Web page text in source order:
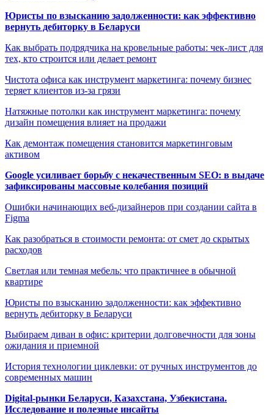
Юристы по взысканию задолженности: как эффективно
вернуть дебиторку в Беларуси
Как выбрать подрядчика на кровельные работы: чек-лист для
тех, кто строится или делает ремонт
Чистота офиса как инструмент маркетинга: почему бизнес
теряет клиентов из-за грязи
Натяжные потолки как инструмент маркетинга: почему
дизайн помещения влияет на продажи
Как демонтаж помещения становится маркетинговым
активом
Google усиливает борьбу с некачественным SEO: в выдаче
зафиксированы массовые колебания позиций
Ошибки начинающих веб-дизайнеров при создании сайта в
Figma
Как разобраться в стоимости ремонта: от смет до скрытых
расходов
Светлая или темная мебель: что практичнее в обычной
квартире
Юристы по взысканию задолженности: как эффективно
вернуть дебиторку в Беларуси
Выбираем диван в офис: критерии долговечности для зоны
ожидания и приемной
История технологии циклевки: от ручных инструментов до
современных машин
Digital-рынки Беларуси, Казахстана, Узбекистана.
Исследование и полезные инсайты